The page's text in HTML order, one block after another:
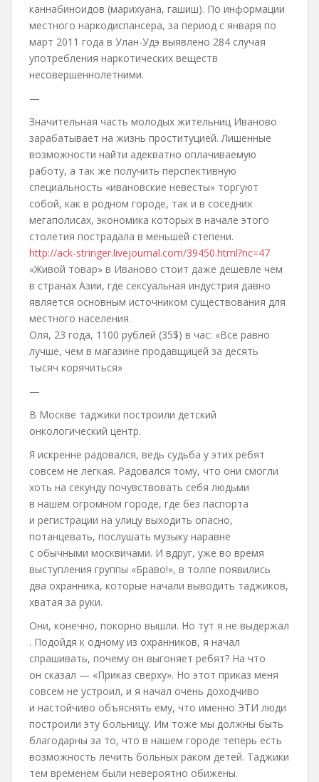
каннабиноидов (марихуана, гашиш). По информации
местного наркодиспансера, за период с января по
март 2011 года в Улан-Удэ выявлено 284 случая
употребления наркотических веществ
несовершеннолетними.
—
Значительная часть молодых жительниц Иваново
зарабатывает на жизнь проституцией. Лишенные
возможности найти адекватно оплачиваемую
работу, а так же получить перспективную
специальность «ивановские невесты» торгуют
собой, как в родном городе, так и в соседних
мегаполисах, экономика которых в начале этого
столетия пострадала в меньшей степени.
http://ack-stringer.livejournal.com/39450.html?nc=47
«Живой товар» в Иваново стоит даже дешевле чем
в странах Азии, где сексуальная индустрия давно
является основным источником существования для
местного населения.
Оля, 23 года, 1100 рублей (35$) в час: «Все равно
лучше, чем в магазине продавщицей за десять
тысяч корячиться»
—
В Москве таджики построили детский
онкологический центр.
Я искренне радовался, ведь судьба у этих ребят
совсем не легкая. Радовался тому, что они смогли
хоть на секунду почувствовать себя людьми
в нашем огромном городе, где без паспорта
и регистрации на улицу выходить опасно,
потанцевать, послушать музыку наравне
с обычными москвичами. И вдруг, уже во время
выступления группы «Браво!», в толпе появились
два охранника, которые начали выводить таджиков,
хватая за руки.
Они, конечно, покорно вышли. Но тут я не выдержал
. Подойдя к одному из охранников, я начал
спрашивать, почему он выгоняет ребят? На что
он сказал — «Приказ сверху». Но этот приказ меня
совсем не устроил, и я начал очень доходчиво
и настойчиво объяснять ему, что именно ЭТИ люди
построили эту больницу. Им тоже мы должны быть
благодарны за то, что в нашем городе теперь есть
возможность лечить больных раком детей. Таджики
тем временем были невероятно обижены.